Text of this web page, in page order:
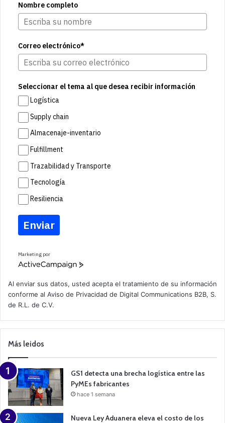
Nombre completo
Correo electrónico*
Seleccionar el tema al que desea recibir información
Logística
Supply chain
Almacenaje-inventario
Fulfillment
Trazabilidad y Transporte
Tecnología
Resiliencia
Enviar
Marketing por
A
v
e
a
m
a
n
Al enviar sus datos, usted acepta el tratamiento de su información
conforme al Aviso de Privacidad de Digital Communications B2B, S.
de R.L. de C.V.
Más leidos
GS1 detecta una brecha logística entre las
PyMEs fabricantes
hace 1 semana
Nueva Ley Aduanera eleva el costo de los